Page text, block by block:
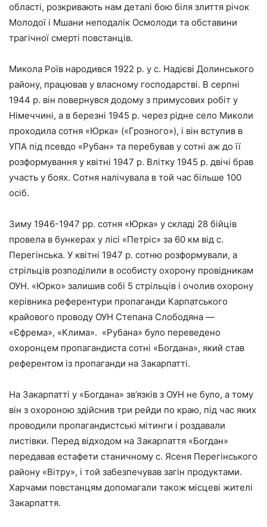
області, розкривають нам деталі бою біля злиття річок
Молодої і Мшани неподалік Осмолоди та обставини
трагічної смерті повстанців.
Микола Роїв народився 1922 р. у с. Надієві Долинського
району, працював у власному господарстві. В серпні
1944 р. він повернувся додому з примусових робіт у
Німеччині, а в березні 1945 р. через рідне село Миколи
проходила сотня «Юрка» («Грозного»), і він вступив в
УПА під псевдо «Рубан» та перебував у сотні аж до її
розформування у квітні 1947 р. Влітку 1945 р. двічі брав
участь у боях. Сотня налічувала в той час більше 100
осіб.
Зиму 1946-1947 рр. сотня «Юрка» у складі 28 бійців
провела в бункерах у лісі «Петріс» за 60 км від с.
Перегінська. У квітні 1947 р. сотню розформували, а
стрільців розподілили в особисту охорону провідникам
ОУН. «Юрко» залишив собі 5 стрільців і очолив охорону
керівника референтури пропаганди Карпатського
крайового проводу ОУН Степана Слободяна —
«Єфрема», «Клима». «Рубана» було переведено
охоронцем пропагандиста сотні «Богдана», який став
референтом із пропаганди на Закарпатті.
На Закарпатті у «Богдана» зв’язків з ОУН не було, а тому
він з охороною здійснив три рейди по краю, під час яких
проводили пропагандистські мітинги і роздавали
листівки. Перед відходом на Закарпаття «Богдан»
передавав естафети станичному с. Ясеня Перегінського
району «Вітру», і той забезпечував загін продуктами.
Харчами повстанцям допомагали також місцеві жителі
Закарпаття.